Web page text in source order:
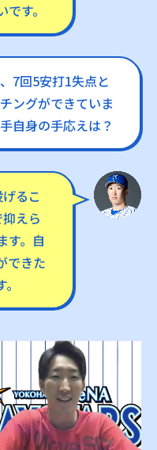
す。
7回5安打1失点と
ングができていま
自身の手応えは？
るこ
えら
す。自
できた